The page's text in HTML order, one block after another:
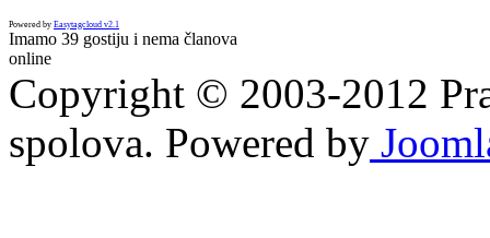
Powered by Easytagcloud v2.1
Imamo 39 gostiju i nema članova
online
Copyright © 2003-2012
spolova. Powered by